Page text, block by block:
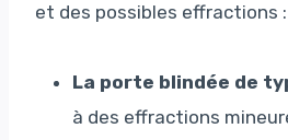
et des possibles effractions :
La porte blindée de
à des effractions